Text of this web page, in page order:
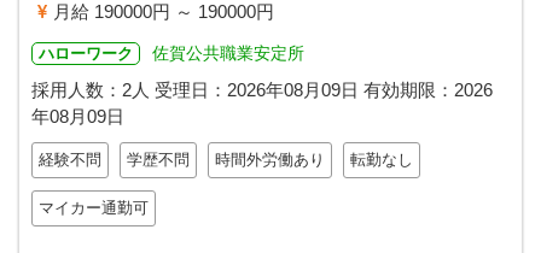
月給 190000円 ～ 190000円
ハローワーク 佐賀公共職業安定所
採用人数：2人 受理日： 2026年08月09日 有効期限： 2026
年08月09日
経験不問 学歴不問 時間外労働あり 転勤なし
マイカー通勤可